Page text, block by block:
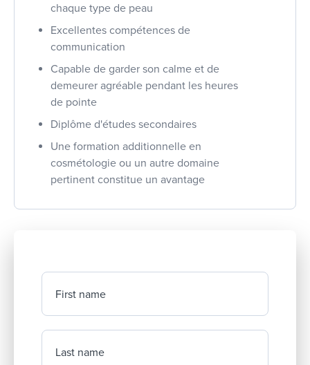
chaque type de peau
Excellentes compétences de
communication
Capable de garder son calme et de
demeurer agréable pendant les heures
de pointe
Diplôme d'études secondaires
Une formation additionnelle en
cosmétologie ou un autre domaine
pertinent constitue un avantage
First name
Last name